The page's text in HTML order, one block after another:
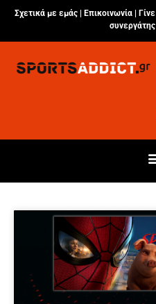
Σχετικά με εμάς | Επικοινωνία
Γίνε
συνεργάτης